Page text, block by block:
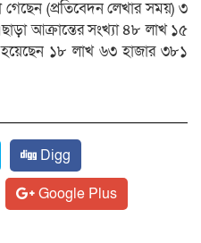
গেছেন (প্রতিবেদন লেখার সময়) ৩
আক্রান্তের সংখ্যা ৪৮ লাখ ১৫
১৮ লাখ ৬৩ হাজার ৩৮১
Digg
Google Plus